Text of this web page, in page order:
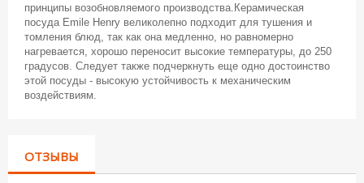
принципы возобновляемого производства.Керамическая
посуда Emile Henry великолепно подходит для тушения и
томления блюд, так как она медленно, но равномерно
нагревается, хорошо переносит высокие температуры, до 250
градусов. Следует также подчеркнуть еще одно достоинство
этой посуды - высокую устойчивость к механическим
воздействиям.
ОТЗЫВЫ